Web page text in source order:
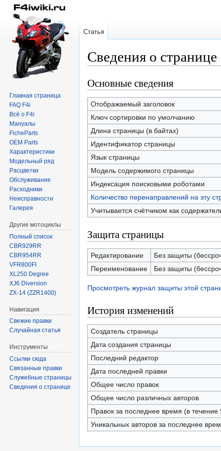
Сведения о
Перейти
к
навигации
Перейти
к
поиску
Основные сведения
Отображаемый заголовок
Ключ сортировки по умолчанию
Длина страницы (в байтах)
Идентификатор страницы
Язык страницы
Модель содержимого страницы
Индексация поисковыми роботами
Количество перенаправлений на эту
Учитывается счётчиком как
Защита страницы
Редактирование
Без защиты
Переименование
Без защиты
Просмотреть журнал защиты этой
История изменений
Создатель страницы
Дата создания страницы
Последний редактор
Дата последней правки
Общее число правок
Общее число различных авторов
Правок за последнее время (в течение
Уникальных авторов за последнее
Статья
Главная страница
FAQ F4i
Всё о F4i
Мануалы
FicheParts
OEM Parts
Характеристики
Модельный ряд
Расцветки
Обслуживание
Расходники
Неисправности
Галерея
Другие мотоциклы
Полный список
CBR929RR
CBR954RR
VFR800FI
XL250 Degree
XJ6 Diversion
ZX-14 (ZZR1400)
Навигация
Свежие правки
Случайная статья
Инструменты
Ссылки сюда
Связанные правки
Служебные страницы
Сведения о странице